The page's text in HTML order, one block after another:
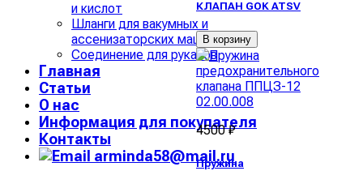
и кислот
Шланги для вакумных и
ассенизаторских машин
Соединение для рукавов
Главная
Статьи
О нас
Информация для покупателя
Контакты
arminda58@mail.ru
КЛАПАН GOK ATSV
В корзину
4500 ₽
Пружина